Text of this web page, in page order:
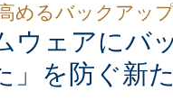
めるバックアッ
ウェアにバ
」を防ぐ新